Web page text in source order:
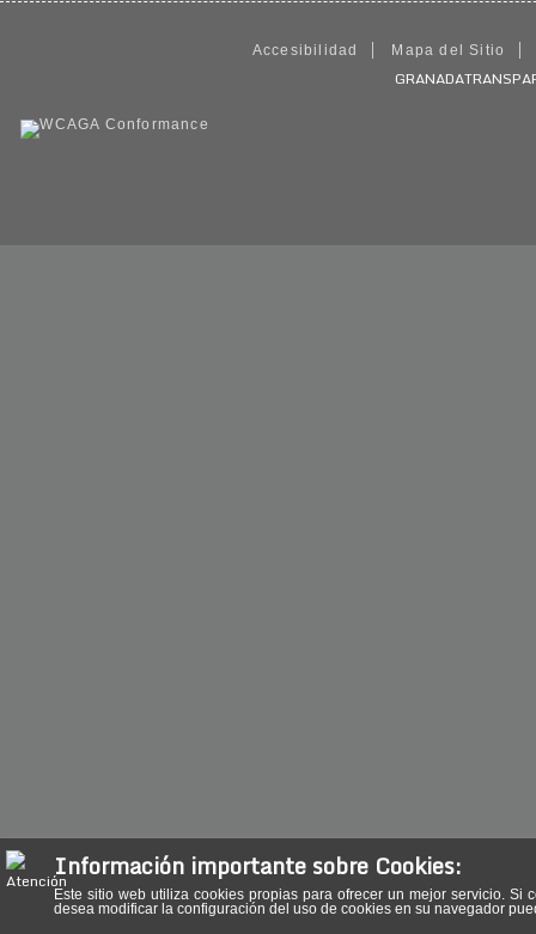
Información importante sobre Cookies:
Este sitio web utiliza cookies propias para ofrecer un mejor servicio.
desea modificar la configuración del uso de cookies en su navegador
Accesibilidad Mapa del Sitio